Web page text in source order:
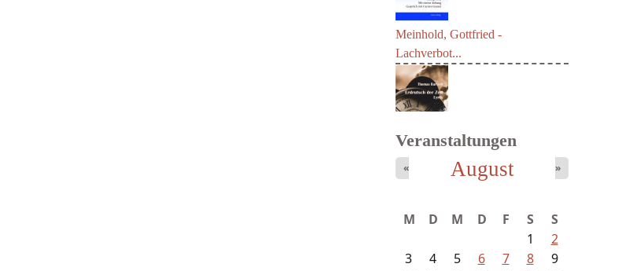
Meinhold, Gottfried -
Lachverbot...
Veranstaltungen
August
« »
M D M D F S
S
1
2
3
4 5 6 7 8
9